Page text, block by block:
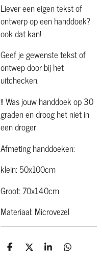
Liever een eigen tekst of
ontwerp op een handdoek?
ook dat kan!
Geef je gewenste tekst of
ontwep door bij het
uitchecken.
!! Was jouw handdoek op 30
graden en droog het niet in
een droger
Afmeting handdoeken:
klein: 50x100cm
Groot: 70x140cm
Materiaal: Microvezel
D D S D